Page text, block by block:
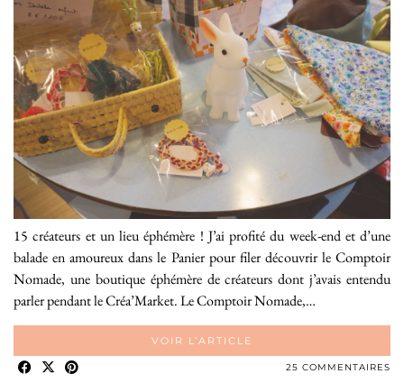
15 créateurs et un lieu éphémère ! J’ai profité du week-end et d’une
balade en amoureux dans le Panier pour filer découvrir le Comptoir
Nomade, une boutique éphémère de créateurs dont j’avais entendu
parler pendant le Créa’Market. Le Comptoir Nomade,…
VOIR L’ARTICLE
25 COMMENTAIRES